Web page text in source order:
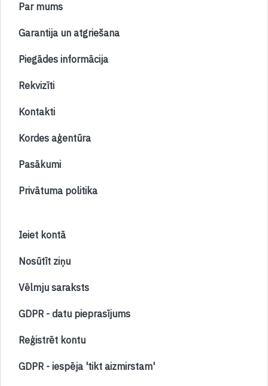
Par mums
Garantija un atgriešana
Piegādes informācija
Rekvizīti
Kontakti
Kordes aģentūra
Pasākumi
Privātuma politika
Ieiet kontā
Nosūtīt ziņu
Vēlmju saraksts
GDPR - datu pieprasījums
Reģistrēt kontu
GDPR - iespēja 'tikt aizmirstam'